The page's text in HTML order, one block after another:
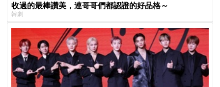
收過的最棒讚美，連哥哥們都認證的好品格～
韓劇